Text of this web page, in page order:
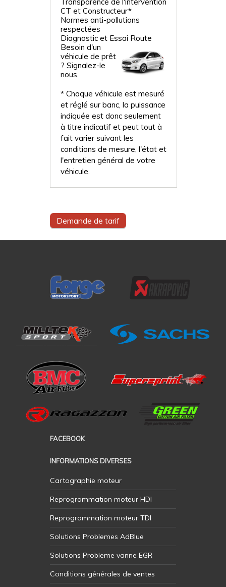
CT et Constructeur*
Normes anti-pollutions
respectées
Diagnostic et Essai Route
Besoin d'un
véhicule de prêt
? Signalez-le
nous.
* Chaque véhicule est mesuré
et réglé sur banc, la puissance
indiquée est donc seulement
à titre indicatif et peut tout à
fait varier suivant les
conditions de mesure, l'état et
l'entretien général de votre
véhicule.
Demande de tarif
FACEBOOK
INFORMATIONS DIVERSES
Cartographie moteur
Reprogrammation moteur HDI
Reprogrammation moteur TDI
Solutions Problemes AdBlue
Solutions Probleme vanne EGR
Conditions générales de ventes